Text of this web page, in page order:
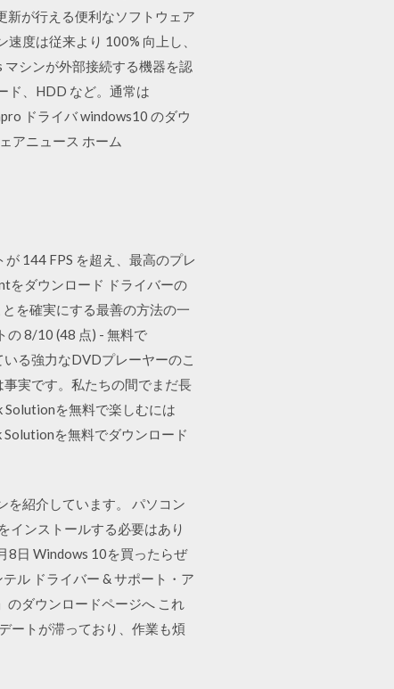
が行える便利なソフトウェア
度は従来より 100% 向上し、
シンが外部接続する機器を認
ド、HDD など。通常は
ドライバ windows10 のダウ
アニュース ホーム
144 FPS を超え、最高のプレ
をダウンロード ドライバーの
を確実にする最善の方法の一
の 8/10 (48 点) - 無料で
る強力なDVDプレーヤーのこ
実です。私たちの間でまだ長
を無料で楽しむには
を無料でダウンロード
を紹介しています。 パソコン
インストールする必要はあり
8日 Windows 10を買ったらぜ
ル ドライバー & サポート・ア
のダウンロードページへ これ
ートが滞っており、作業も煩